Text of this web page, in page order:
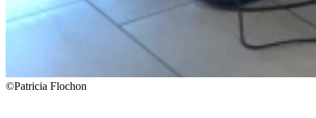
©Patricia Flochon